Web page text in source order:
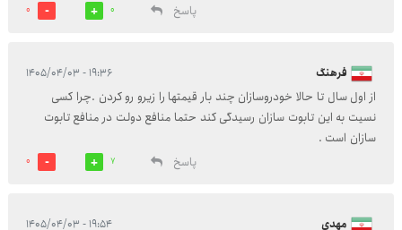
پاسخ
0
0
فرهنگ ۱۹:۳۶ - ۱۴۰۵/۰۴/۰۳
از اول سال تا حالا خودروسازان چند بار قیمتها را زیرو رو کردن .چرا کسی
نسیت به این تابوت سازان رسیدگی کند حتما منافع دولت در منافع تابوت
سازان است .
پاسخ
7
0
مهدی ۱۹:۵۴ - ۱۴۰۵/۰۴/۰۳